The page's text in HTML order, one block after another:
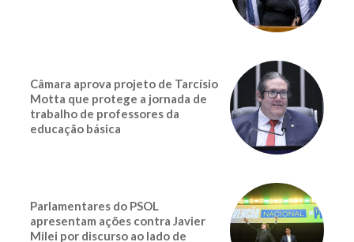
Câmara aprova projeto de Tarcísio
Motta que protege a jornada de
trabalho de professores da
educação básica
Parlamentares do PSOL
apresentam ações contra Javier
Milei por discurso ao lado de